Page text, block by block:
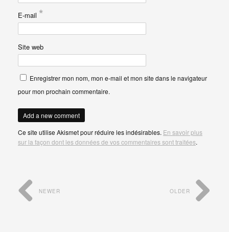
E-mail *
Site web
Enregistrer mon nom, mon e-mail et mon site dans le navigateur
pour mon prochain commentaire.
Ce site utilise Akismet pour réduire les indésirables. En savoir plus
sur la façon dont les données de vos commentaires sont traitées.
OLDER
NEWER